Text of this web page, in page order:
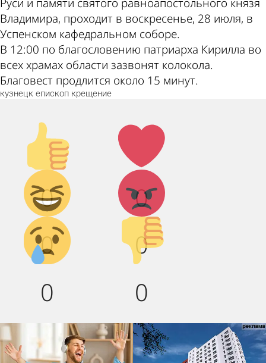
Владимира, проходит в воскресенье, 28 июля, в
Успенском кафедральном соборе.
В 12:00 по благословению патриарха Кирилла во
всех храмах области зазвонят колокола.
Благовест продлится около 15 минут.
кузнецк епископ крещение
Палец
вверх!
0
Лайк!
0
Дикий
смех!
0
Агрессия!
0
Грусть :(
0
Палец
вниз!
0